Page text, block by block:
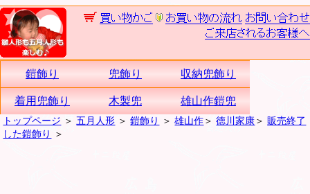
鎧飾り 兜飾り 収納兜飾り
着用兜飾り 木製兜 雄山作鎧兜
トップページ ＞五月人形 ＞鎧飾り ＞雄山作＞徳川家康＞ 販売終了
した鎧飾り
＞